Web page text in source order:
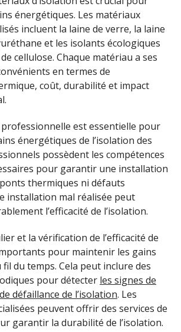
énergétiques. Les matériaux
incluent la laine de verre, la laine
et les isolants écologiques
cellulose. Chaque matériau a ses
en termes de
coût, durabilité et impact
est essentielle pour
énergétiques de l’isolation des
possèdent les compétences
pour garantir une installation
thermiques ni défauts
installation mal réalisée peut
l’efficacité de l’isolation.
et la vérification de l’efficacité de
pour maintenir les gains
du temps. Cela peut inclure des
pour détecter les signes de
défaillance de l’isolation. Les
peuvent offrir des services de
garantir la durabilité de l’isolation.